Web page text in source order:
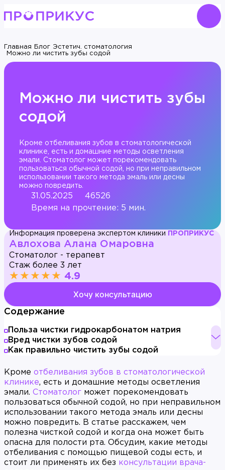
Главная Блог Эстетич. стоматология
Можно ли чистить зубы содой
Можно ли чистить зубы
содой
Кроме отбеливания зубов в стоматологической
клинике, есть и домашние методы осветления
эмали. Стоматолог может порекомендовать
пользоваться обычной содой, но при неправильном
использовании такого метода эмаль или десны
можно повредить.
31.05.2025
46526
Время на прочтение: 5 мин.
Информация проверена экспертом клиники ПРОПРИКУС
Авлохова Алана Омаровна
Стоматолог - терапевт
Стаж более 3 лет
★★★★★ 4.9
Хочу консультацию
Содержание
Польза чистки гидрокарбонатом натрия
Вред чистки зубов содой
Как правильно чистить зубы содой
Кроме отбеливания зубов в стоматологической
клинике, есть и домашние методы осветления
эмали. Стоматолог может порекомендовать
пользоваться обычной содой, но при неправильном
использовании такого метода эмаль или десны
можно повредить. В статье расскажем, чем
полезна чисткой содой и когда она может быть
опасна для полости рта. Обсудим, какие методы
отбеливания с помощью пищевой соды есть, и
стоит ли применять их без консультации врача-